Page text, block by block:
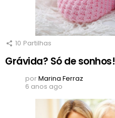
10 Partilhas
Grávida? Só de sonhos!
porMarina Ferraz
6 anos ago